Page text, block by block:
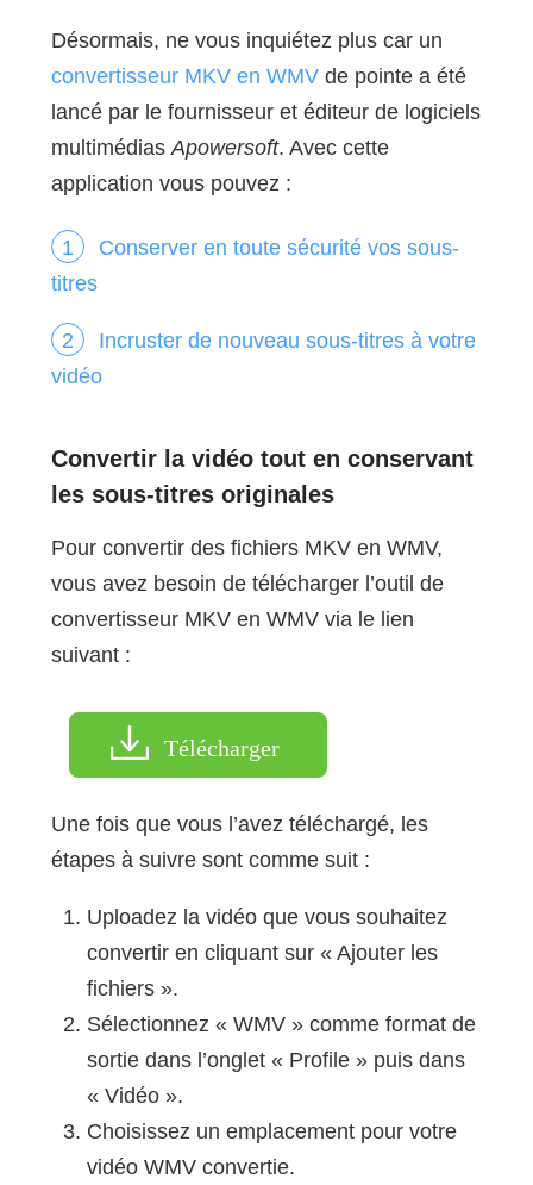
Désormais, ne vous inquiétez plus car un
convertisseur MKV en WMVde pointe a été
lancé par le fournisseur et éditeur de logiciels
multimédiasApowersoft. Avec cette
application vous pouvez :
Conserver en toute sécurité vos sous-
titres
Incruster de nouveau sous-titres à votre
vidéo
Convertir la vidéo tout en conservant
les sous-titres originales
Pour convertir des fichiers MKV en WMV,
vous avez besoin de télécharger l’outil de
convertisseur MKV en WMV via le lien
suivant :
Télécharger
Une fois que vous l’avez téléchargé, les
étapes à suivre sont comme suit :
Uploadez la vidéo que vous souhaitez
convertir en cliquant sur « Ajouter les
fichiers ».
Sélectionnez « WMV » comme format de
sortie dans l’onglet « Profile » puis dans
« Vidéo ».
Choisissez un emplacement pour votre
vidéo WMV convertie.